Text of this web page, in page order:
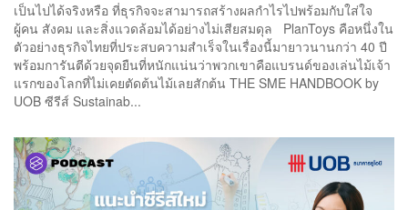
เป็นไปได้จริงหรือ ที่ธุรกิจจะสามารถสร้างผลกำไรไปพร้อมกับใส่ใจ
ผู้คน สังคม และสิ่งแวดล้อมได้อย่างไม่เสียสมดุล PlanToys คือหนึ่งใน
ตัวอย่างธุรกิจไทยที่ประสบความสำเร็จในเรื่องนี้มายาวนานกว่า 40 ปี
พร้อมการันตีด้วยจุดยืนที่หนักแน่นว่าพวกเขาคือแบรนด์ของเล่นไม้เจ้า
แรกของโลกที่ไม่เคยตัดต้นไม้เลยสักต้น THE SME HANDBOOK by
UOB ซีรีส์ Sustainab...